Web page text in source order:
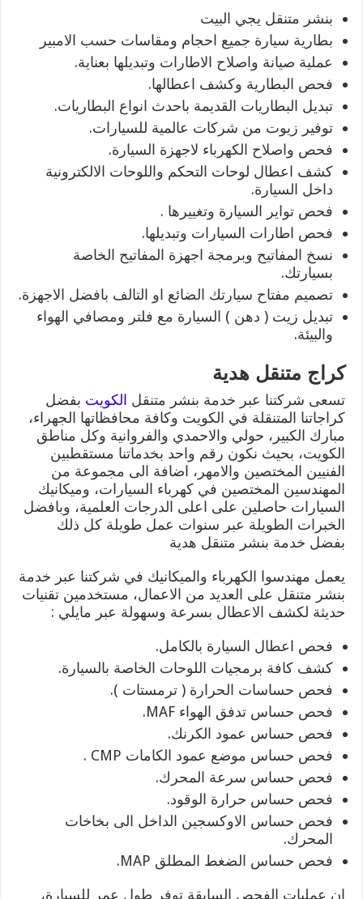
بنشر متنقل يجي البيت
بطارية سيارة جميع احجام ومقاسات حسب الامبير
عملية صيانة واصلاح الاطارات وتبديلها بعناية.
فحص البطارية وكشف اعطالها.
تبديل البطاريات القديمة باحدث انواع البطاريات.
توفير زيوت من شركات عالمية للسيارات.
فحص واصلاح الكهرباء لاجهزة السيارة.
كشف اعطال لوحات التحكم واللوحات الالكترونية
داخل السيارة.
فحص تواير السيارة وتغييرها .
فحص اطارات السيارات وتبديلها.
نسخ المفاتيح وبرمجة اجهزة المفاتيح الخاصة
بسيارتك.
تصميم مفتاح سيارتك الضائع او التالف بافضل الاجهزة.
تبديل زيت ( دهن ) السيارة مع فلتر ومصافي الهواء
والبيئة.
كراج متنقل هدية
تسعى شركتنا عبر خدمة بنشر متنقل الكويت بفضل
كراجاتنا المتنقلة في الكويت وكافة محافظاتها الجهراء،
مبارك الكبير، حولي والاحمدي والفروانية وكل مناطق
الكويت، بحيث نكون رقم واحد بخدماتنا مستقطبين
الفنيين المختصين والامهر، اضافة الى مجموعة من
المهندسين المختصين في كهرباء السيارات، وميكانيك
السيارات حاصلين على اعلى الدرجات العلمية، وبافضل
الخبرات الطويلة عبر سنوات عمل طويلة كل ذلك
بفضل خدمة بنشر متنقل هدية
يعمل مهندسوا الكهرباء والميكانيك في شركتنا عبر خدمة
بنشر متنقل على العديد من الاعمال، مستخدمين تقنيات
حديثة لكشف الاعطال بسرعة وسهولة عبر مايلي :
فحص اعطال السيارة بالكامل.
كشف كافة برمجيات اللوحات الخاصة بالسيارة.
فحص حساسات الحرارة ( ترمستات ).
فحص حساس تدفق الهواء MAF.
فحص حساس عمود الكرنك.
فحص حساس موضع عمود الكامات CMP .
فحص حساس سرعة المحرك.
فحص حساس حرارة الوقود.
فحص حساس الاوكسجين الداخل الى بخاخات
المحرك.
فحص حساس الضغط المطلق MAP.
ان عمليات الفحص السابقة توفر طول عمر للسيارة،